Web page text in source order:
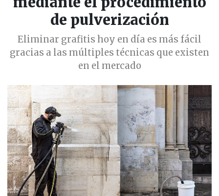
de pulverización
Eliminar grafitis hoy en día es más fácil
gracias a las múltiples técnicas que existen
en el mercado